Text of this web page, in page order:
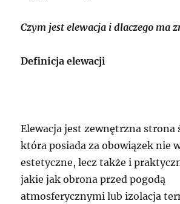
Czym jest elewacja i dlaczego ma
Definicja elewacji
Elewacja jest zewnętrzna strona
która posiada za obowiązek nie
estetyczne, lecz także i
jakie jak obrona przed pogodą
atmosferycznymi lub izolacja